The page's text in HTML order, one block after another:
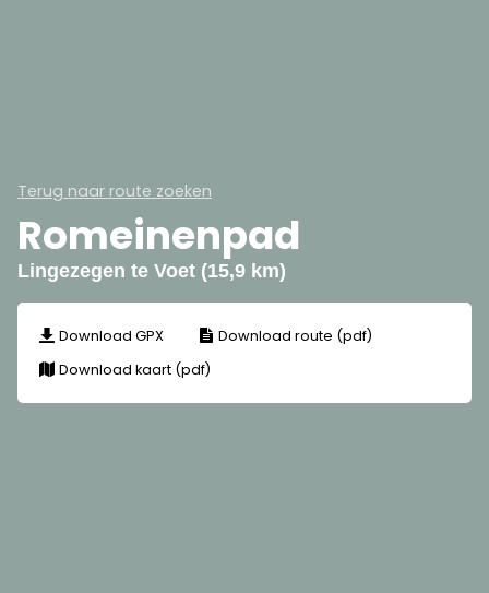
Terug naar route zoeken
Romeinenpad
Lingezegen te Voet (15,9 km)
Download GPX
Download route (pdf)
Download kaart (pdf)